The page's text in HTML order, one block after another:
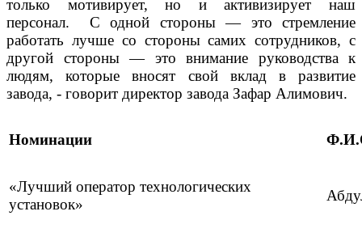
только мотивирует, но и активизирует наш
персонал. С одной стороны — это стремление
работать лучше со стороны самих сотрудников, с
другой стороны — это внимание руководства к
людям, которые вносят свой вклад в развитие
завода, - говорит директор завода Зафар Алимович.
Номинации
«Лучший оператор технологических
установок»